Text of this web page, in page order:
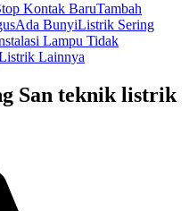
Kontak BaruTambah
Ada BunyiListrik Sering
Lampu Tidak
Lainnya
San teknik listrik